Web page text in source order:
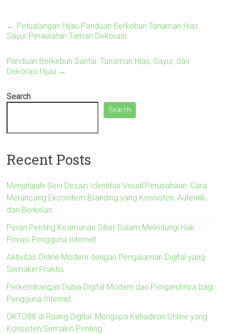
← Petualangan Hijau Panduan Berkebun Tanaman Hias
Sayur Perawatan Taman Dekorasi
Panduan Berkebun Santai: Tanaman Hias, Sayur, dan
Dekorasi Hijau →
Search
Search
Recent Posts
Menjelajahi Seni Desain Identitas Visual Perusahaan: Cara
Merancang Ekosistem Branding yang Konsisten, Autentik,
dan Berkelas
Peran Penting Keamanan Siber Dalam Melindungi Hak
Privasi Pengguna Internet
Aktivitas Online Modern dengan Pengalaman Digital yang
Semakin Praktis
Perkembangan Dunia Digital Modern dan Pengaruhnya bagi
Pengguna Internet
OKTO88 di Ruang Digital: Mengapa Kehadiran Online yang
Konsisten Semakin Penting